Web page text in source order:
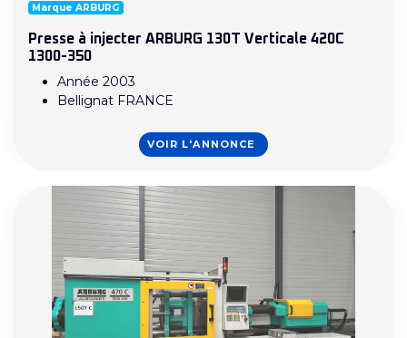
Marque ARBURG
Presse à injecter ARBURG 130T Verticale 420C
1300-350
Année 2003
Bellignat FRANCE
VOIR L'ANNONCE